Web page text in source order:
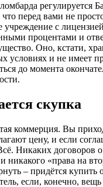
регулируется
что перед вами не
учреждение с
процентами и
Оно, кстати,
условиях и не имеет
до момента
скупка
коммерция. Вы
цену, и если
Никаких договоров
никакого «права на
– придётся купить
если, конечно,